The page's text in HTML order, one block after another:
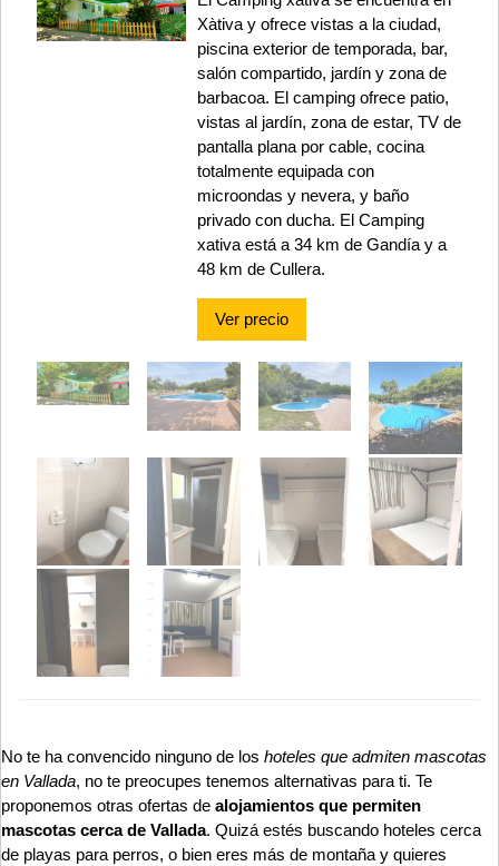
Xàtiva y ofrece vistas a la ciudad,
piscina exterior de temporada, bar,
salón compartido, jardín y zona de
barbacoa. El camping ofrece patio,
vistas al jardín, zona de estar, TV de
pantalla plana por cable, cocina
totalmente equipada con
microondas y nevera, y baño
privado con ducha. El Camping
xativa está a 34 km de Gandía y a
48 km de Cullera.
Ver precio
No te ha convencido ninguno de los hoteles que admiten mascotas
en Vallada, no te preocupes tenemos alternativas para ti. Te
proponemos otras ofertas de alojamientos que permiten
mascotas cerca de Vallada. Quizá estés buscando hoteles cerca
de playas para perros, o bien eres más de montaña y quieres